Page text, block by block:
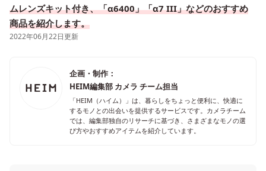
ムレンズキット付き、「α6400」「α7 III」などのおすすめ
商品を紹介します。
2022年06月22日更新
企画・制作：
HEIM編集部 カメラ チーム担当
「HEIM（ハイム）」は、暮らしをちょっと便利に、快適に
するモノとの出会いを提供するサービスです。カメラチーム
では、編集部独自のリサーチに基づき、さまざまなモノの選
び方やおすすめアイテムを紹介しています。